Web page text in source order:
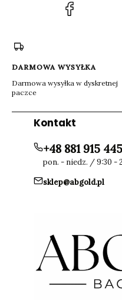
DARMOWA WYSYŁKA
Darmowa wysyłka w dyskretnej
paczce
Kontakt
+48 881 915 445
pon. - niedz. / 9:30 -
sklep@abgold.pl